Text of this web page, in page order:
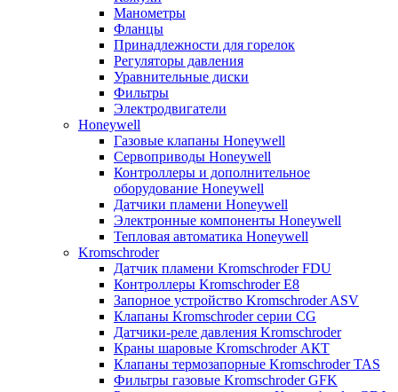
Манометры
Фланцы
Принадлежности для горелок
Регуляторы давления
Уравнительные диски
Фильтры
Электродвигатели
Honeywell
Газовые клапаны Honeywell
Сервоприводы Honeywell
Контроллеры и дополнительное
оборудование Honeywell
Датчики пламени Honeywell
Электронные компоненты Honeywell
Тепловая автоматика Honeywell
Kromschroder
Датчик пламени Kromschroder FDU
Контроллеры Kromschroder E8
Запорное устройство Kromschroder ASV
Клапаны Kromschroder серии CG
Датчики-реле давления Kromschroder
Краны шаровые Kromschroder АКТ
Клапаны термозапорные Kromschroder TAS
Фильтры газовые Kromschroder GFK